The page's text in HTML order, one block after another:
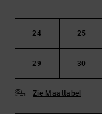
24 25
29 30
Zie Maattabel